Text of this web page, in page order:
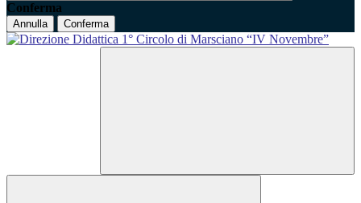
Conferma
Annulla Conferma